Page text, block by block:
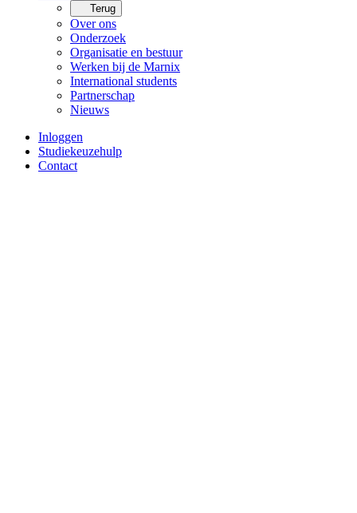
Terug
Over ons
Onderzoek
Organisatie en bestuur
Werken bij de Marnix
International students
Partnerschap
Nieuws
Inloggen
Studiekeuzehulp
Contact